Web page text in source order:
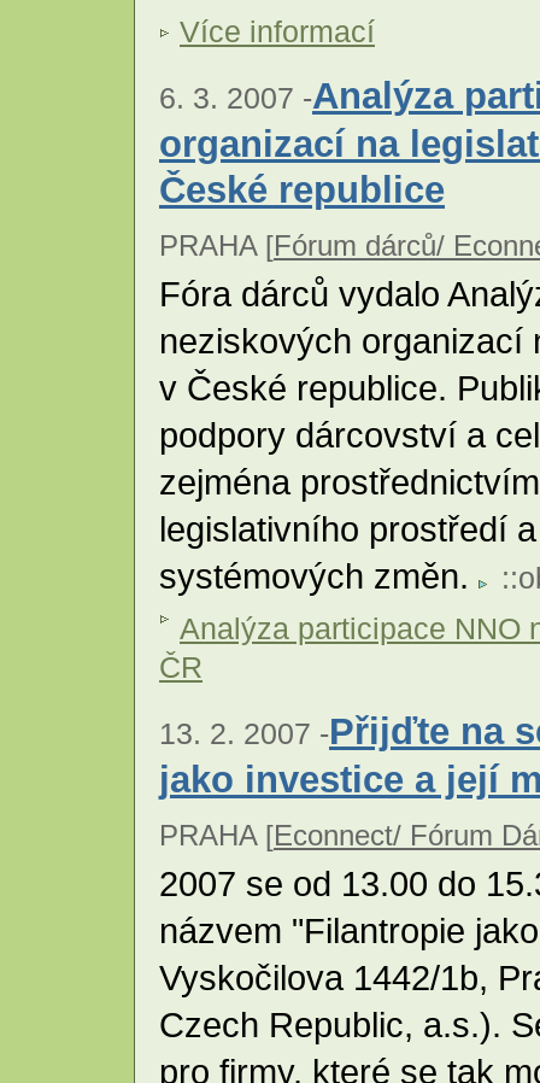
Více informací
6. 3. 2007 -Analýza
organizací na
České republice
PRAHA [Fórum dárců/
Fóra dárců vydalo
neziskových organizací
v České republice.
podpory dárcovství a
zejména
legislativního prostředí
systémových změn.
::
Analýza participace NNO
ČR
13. 2. 2007 -Přijďte na
jako investice a její
PRAHA [Econnect/ Fórum
2007 se od 13.00 do
názvem "Filantropie
Vyskočilova 1442/1b,
Czech Republic, a.s.).
pro firmy, které se tak